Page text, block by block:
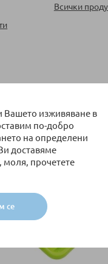
Вашето изживяване в
по-добро
на определени
доставяме
моля, прочетете
се
Всички